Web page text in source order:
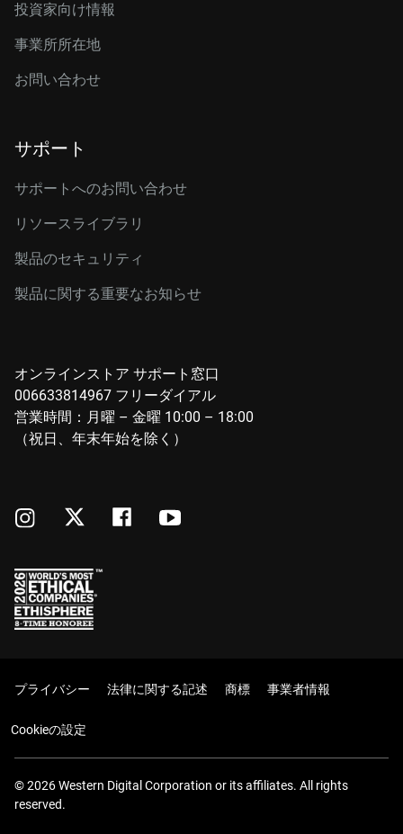
投資家向け情報
事業所所在地
お問い合わせ
サポート
サポートへのお問い合わせ
リソースライブラリ
製品のセキュリティ
製品に関する重要なお知らせ
オンラインストア サポート窓口
006633814967 フリーダイアル
営業時間：月曜 – 金曜 10:00 – 18:00
（祝日、年末年始を除く）
プライバシー 法律に関する記述 商標 事業者情報
Cookieの設定
© 2026 Western Digital Corporation or its affiliates. All rights
reserved.